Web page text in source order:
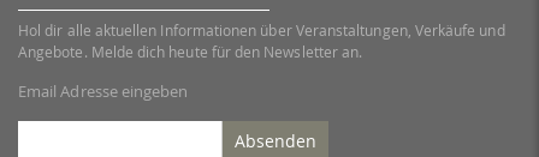
Hol dir alle aktuellen Informationen über Veranstaltungen, Verkäufe und
Angebote. Melde dich heute für den Newsletter an.
Email Adresse eingeben
Absenden